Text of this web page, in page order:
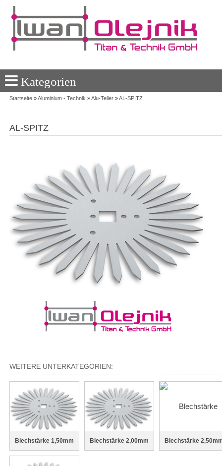
Kategorien
Startseite »Aluminium - Technik »Alu-Teller »AL-SPITZ
AL-SPITZ
WEITERE UNTERKATEGORIEN:
Blechstärke 1,50mm Blechstärke 2,00mm Blechstärke